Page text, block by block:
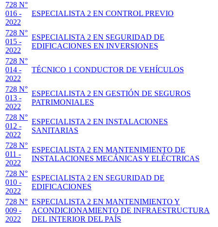
728 N°
016 -
2022
ESPECIALISTA 2 EN CONTROL PREVIO
728 N°
015 -
2022
ESPECIALISTA 2 EN SEGURIDAD DE
EDIFICACIONES EN INVERSIONES
728 N°
014 -
2022
TÉCNICO 1 CONDUCTOR DE VEHÍCULOS
728 N°
013 -
2022
ESPECIALISTA 2 EN GESTIÓN DE SEGUROS
PATRIMONIALES
728 N°
012 -
2022
ESPECIALISTA 2 EN INSTALACIONES
SANITARIAS
728 N°
011 -
2022
ESPECIALISTA 2 EN MANTENIMIENTO DE
INSTALACIONES MECÁNICAS Y ELÉCTRICAS
728 N°
010 -
2022
ESPECIALISTA 2 EN SEGURIDAD DE
EDIFICACIONES
728 N°
009 -
2022
ESPECIALISTA 2 EN MANTENIMIENTO Y
ACONDICIONAMIENTO DE INFRAESTRUCTURA
DEL INTERIOR DEL PAÍS